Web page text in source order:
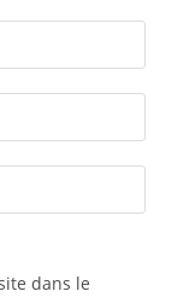
dans le